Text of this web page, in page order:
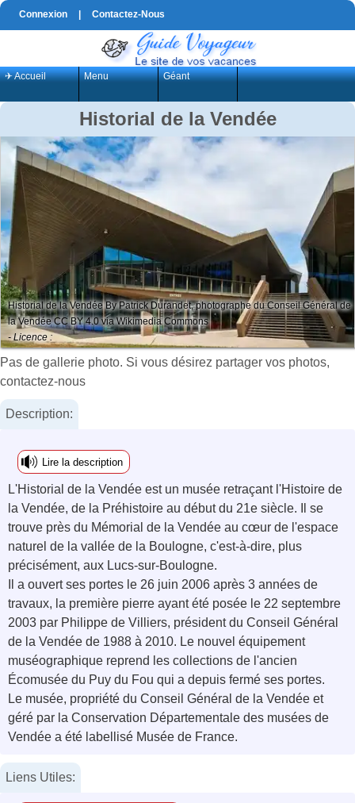
Connexion Contactez-Nous
✈ Accueil Menu Géant
Historial de la Vendée
Historial de la Vendée By Patrick Durandet, photographe du Conseil Général de
la Vendée CC BY 4.0 via Wikimedia Commons
- Licence :
Pas de gallerie photo. Si vous désirez partager vos photos,
contactez-nous
Description:
Lire la description
L'Historial de la Vendée est un musée retraçant l'Histoire de
la Vendée, de la Préhistoire au début du 21e siècle. Il se
trouve près du Mémorial de la Vendée au cœur de l'espace
naturel de la vallée de la Boulogne, c'est-à-dire, plus
précisément, aux Lucs-sur-Boulogne.
Il a ouvert ses portes le 26 juin 2006 après 3 années de
travaux, la première pierre ayant été posée le 22 septembre
2003 par Philippe de Villiers, président du Conseil Général
de la Vendée de 1988 à 2010. Le nouvel équipement
muséographique reprend les collections de l'ancien
Écomusée du Puy du Fou qui a depuis fermé ses portes.
Le musée, propriété du Conseil Général de la Vendée et
géré par la Conservation Départementale des musées de
Vendée a été labellisé Musée de France.
Liens Utiles: